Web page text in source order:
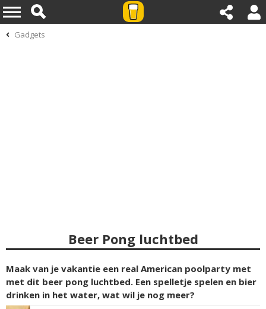
Gadgets
Beer Pong luchtbed
Maak van je vakantie een real American poolparty met
met dit beer pong luchtbed. Een spelletje spelen en bier
drinken in het water, wat wil je nog meer?